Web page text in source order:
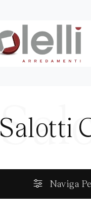
Salotti
Naviga